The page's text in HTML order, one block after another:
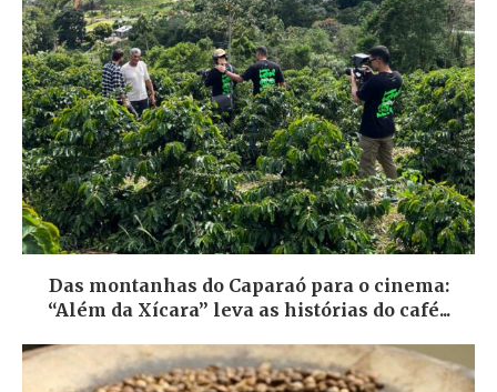
Das montanhas do Caparaó para o cinema:
“Além da Xícara” leva as histórias do café...